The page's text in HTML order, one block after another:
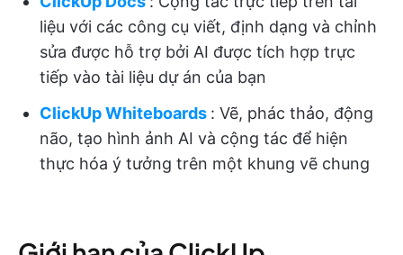
liệu với các công cụ viết, định dạng và chỉnh
sửa được hỗ trợ bởi AI được tích hợp trực
tiếp vào tài liệu dự án của bạn
ClickUp Whiteboards : Vẽ, phác thảo, động
não, tạo hình ảnh AI và cộng tác để hiện
thực hóa ý tưởng trên một khung vẽ chung